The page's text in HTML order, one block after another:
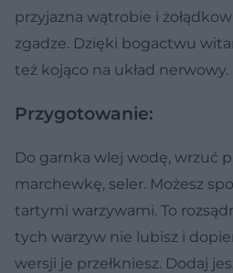
przyjazna wątrobie i
zgadze. Dzięki bogactwu
też kojąco na układ nerwowy.
Przygotowanie:
Do garnka wlej wodę, wrzuć
marchewkę, seler. Możesz
tartymi warzywami. To
tych warzyw nie lubisz i
wersji je przełkniesz. Dodaj